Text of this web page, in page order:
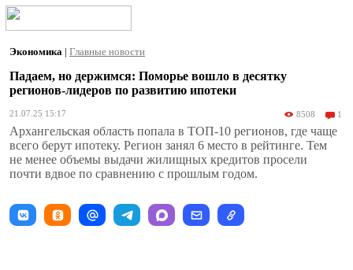
Экономика | Главные новости
Падаем, но держимся: Поморье вошло в десятку
регионов-лидеров по развитию ипотеки
21.07.25 15:17 8508 1
Архангельская область попала в ТОП-10 регионов, где чаще
всего берут ипотеку. Регион занял 6 место в рейтинге. Тем
не менее объемы выдачи жилищных кредитов просели
почти вдвое по сравнению с прошлым годом.